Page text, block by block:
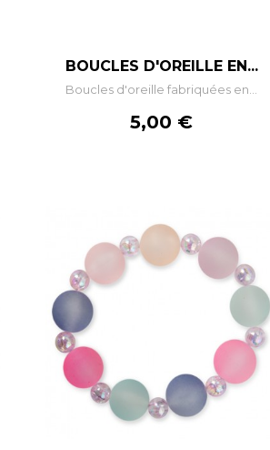
BOUCLES D'OREILLE EN...
Boucles d'oreille fabriquées en...
Prix
5,00 €
– +